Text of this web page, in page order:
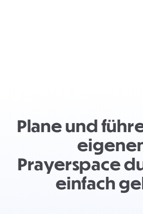
Plane und
Prayerspace
einfach